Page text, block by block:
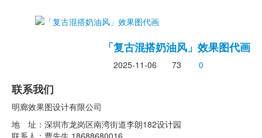
「复古混搭奶油风」效果图代画
2025-11-06 73 0
联系我们
明廊效果图设计有限公司
地 址：深圳市龙岗区南湾街道李朗182设计园
联系人：曹先生 18688680016